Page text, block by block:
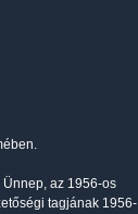
az 1956-os
tagjának 1956-